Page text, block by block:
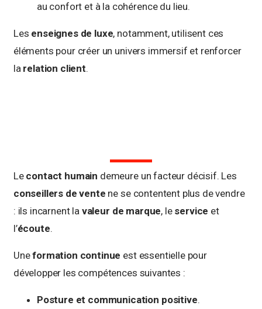
au confort et à la cohérence du lieu.
Les enseignes de luxe, notamment, utilisent ces
éléments pour créer un univers immersif et renforcer
la relation client.
Le contact humain demeure un facteur décisif. Les
conseillers de vente ne se contentent plus de vendre
: ils incarnent la valeur de marque, le service et
l’écoute.
Uneformation continue est essentielle pour
développer les compétences suivantes :
Posture et communication positive.